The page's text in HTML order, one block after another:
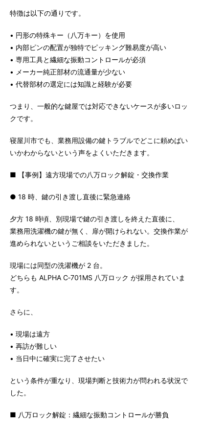
特徴は以下の通りです。
• 円形の特殊キー（八万キー）を使用
• 内部ピンの配置が独特でピッキング難易度が高い
• 専用工具と繊細な振動コントロールが必須
• メーカー純正部材の流通量が少ない
• 代替部材の選定には知識と経験が必要
つまり、一般的な鍵屋では対応できないケースが多いロッ
クです。
寝屋川市でも、業務用設備の鍵トラブルでどこに頼めばい
いかわからないという声をよくいただきます。
■ 【事例】遠方現場での八万ロック解錠・交換作業
● 18 時 、鍵の引き渡し直後に緊急連絡
夕方 18 時頃 、別現場で鍵の引き渡しを終えた直後に、
業務用洗濯機の鍵が無く、扉が開けられない。交換作業が
進められないというご相談をいただきました。
現場には同型の洗濯機が 2 台。
どちらも ALPHA C‑701MS 八万ロック が採用されていま
す。
さらに、
• 現場は遠方
• 再訪が難しい
• 当日中に確実に完了させたい
という条件が重なり、現場判断と技術力が問われる状況で
した。
■ 八万ロック解錠：繊細な振動コントロールが勝負